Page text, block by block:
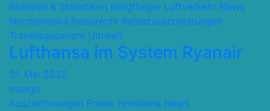
Bilanzen & Statistiken Billigflieger Luftverkehr News
Nordamerika Reiserecht Reisezusatzleistungen
Travelequipment Umwelt
Lufthansa im System Ryanair
31. Mai 2022
mango
Auszeichnungen Preise Hotellerie News